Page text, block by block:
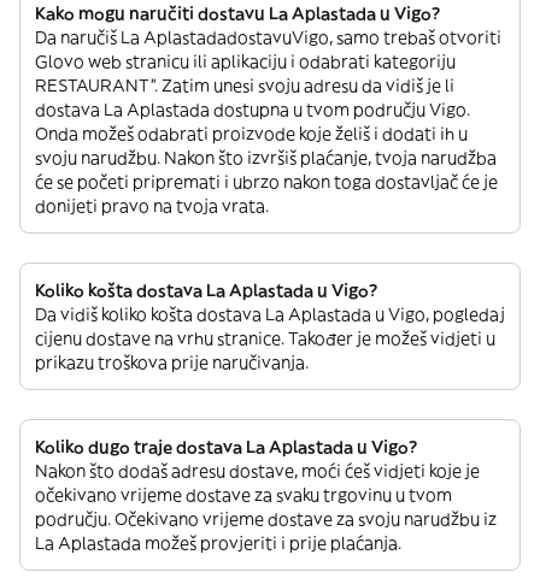
Kako mogu naručiti dostavu La Aplastada u Vigo?
Da naručiš La AplastadadostavuVigo, samo trebaš otvoriti
Glovo web stranicu ili aplikaciju i odabrati kategoriju
RESTAURANT”. Zatim unesi svoju adresu da vidiš je li
dostava La Aplastada dostupna u tvom području Vigo.
Onda možeš odabrati proizvode koje želiš i dodati ih u
svoju narudžbu. Nakon što izvršiš plaćanje, tvoja narudžba
će se početi pripremati i ubrzo nakon toga dostavljač će je
donijeti pravo na tvoja vrata.
Koliko košta dostava La Aplastada u Vigo?
Da vidiš koliko košta dostava La Aplastada u Vigo, pogledaj
cijenu dostave na vrhu stranice. Također je možeš vidjeti u
prikazu troškova prije naručivanja.
Koliko dugo traje dostava La Aplastada u Vigo?
Nakon što dodaš adresu dostave, moći ćeš vidjeti koje je
očekivano vrijeme dostave za svaku trgovinu u tvom
području. Očekivano vrijeme dostave za svoju narudžbu iz
La Aplastada možeš provjeriti i prije plaćanja.